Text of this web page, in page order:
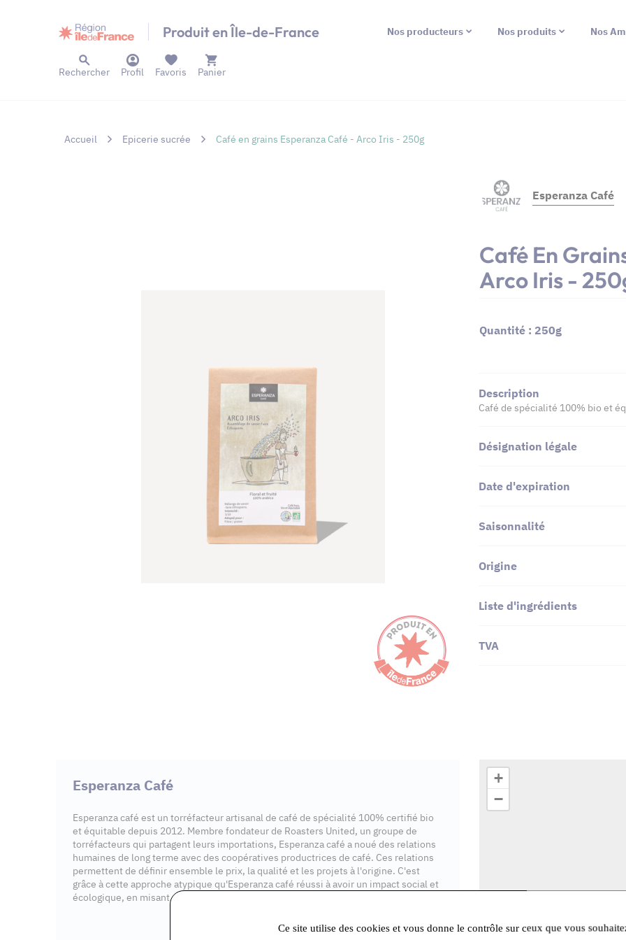
Produit en Île-de-France Nos producteurs Nos produits Nos
Rechercher Profil Panier
Favoris
Accueil Epicerie sucrée Café en grains Esperanza Café - Arco Iris - 250g
Esperanza Café
Café En
Arco Iris -
Quantité : 250g
Description
Café de spécialité 100% bio et
Désignation légale
Date d'expiration
Saisonnalité
Origine
Liste d'ingrédients
TVA
Esperanza Café
Esperanza café est un torréfacteur artisanal de café de spécialité 100% certifié bio
et équitable depuis 2012. Membre fondateur de Roasters United, un groupe de
torréfacteurs qui partagent leurs importations, Esperanza café a noué des relations
humaines de long terme avec des coopératives productrices de café. Ces relations
permettent de définir ensemble le prix, la qualité et les projets à l'origine. C'est
grâce à cette approche atypique qu'Esperanza café réussi à avoir un impact social et
écologique, en misant sur le café de spécialité.
+
−
Ce site utilise des cookies et vous donne le contrôle sur ceux que vous